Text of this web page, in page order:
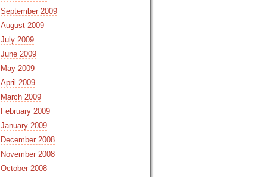
September 2009
August 2009
July 2009
June 2009
May 2009
April 2009
March 2009
February 2009
January 2009
December 2008
November 2008
October 2008